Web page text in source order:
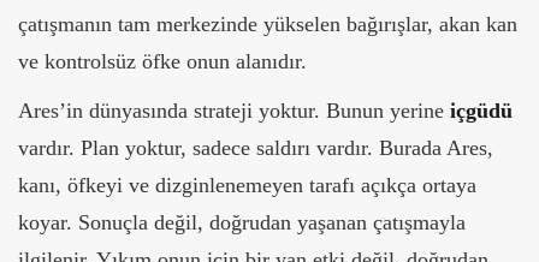
çatışmanın tam merkezinde yükselen bağırışlar, akan kan
ve kontrolsüz öfke onun alanıdır.
Ares’in dünyasında strateji yoktur. Bunun yerine içgüdü
vardır. Plan yoktur, sadece saldırı vardır. Burada Ares,
kanı, öfkeyi ve dizginlenemeyen tarafı açıkça ortaya
koyar. Sonuçla değil, doğrudan yaşanan çatışmayla